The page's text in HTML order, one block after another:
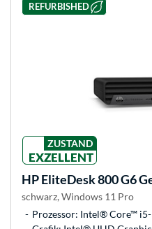
REFURBISHED
ZUSTAND
EXZELLENT
HPEliteDesk 800 G6
schwarz, Windows 11 Pro
Prozessor: Intel® Core™